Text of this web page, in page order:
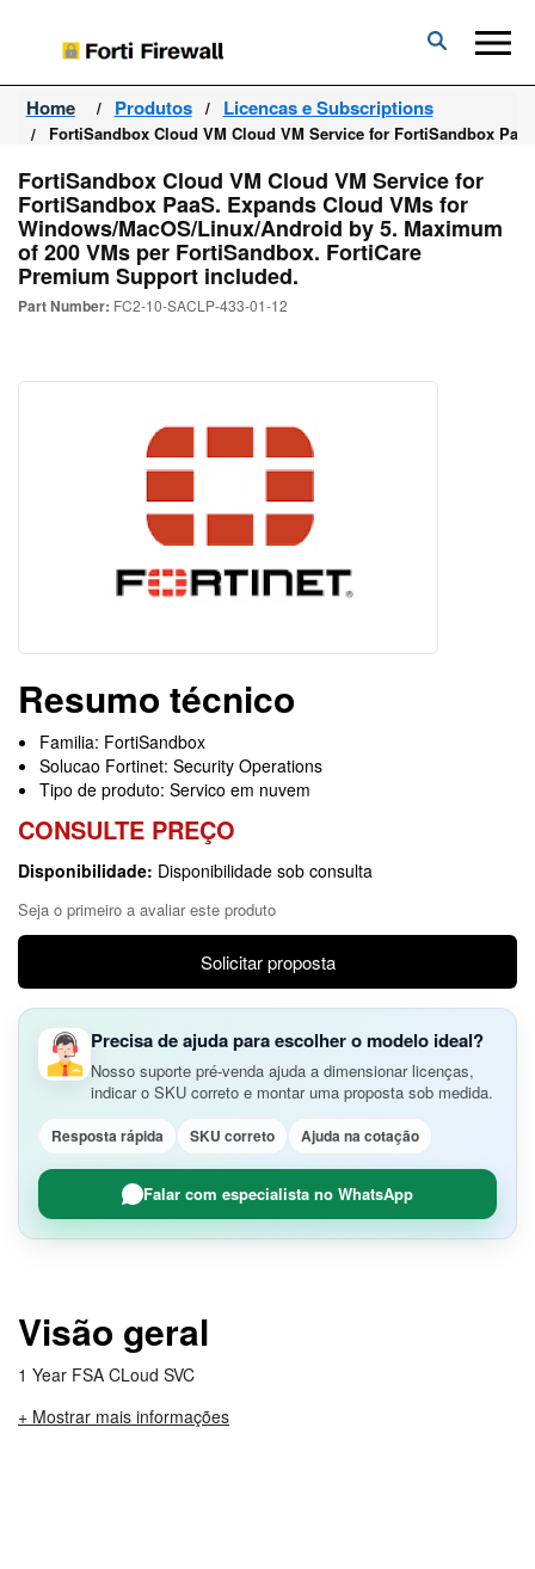
Forti
Firewall
Home Produtos Licencas e Subscriptions
FortiSandbox Cloud VM Cloud VM Service for FortiSandbox
FortiSandbox Cloud VM Cloud VM Service for
FortiSandbox PaaS. Expands Cloud VMs for
Windows/MacOS/Linux/Android by 5. Maximum
of 200 VMs per FortiSandbox. FortiCare
Premium Support included.
Part Number: FC2-10-SACLP-433-01-12
Resumo técnico
Familia: FortiSandbox
Solucao Fortinet: Security Operations
Tipo de produto: Servico em nuvem
CONSULTE PREÇO
Disponibilidade: Disponibilidade sob consulta
Seja o primeiro a avaliar este produto
Solicitar proposta
Precisa de ajuda para escolher o modelo ideal?
Nosso suporte pré-venda ajuda a dimensionar licenças,
indicar o SKU correto e montar uma proposta sob medida.
Resposta rápida SKU correto Ajuda na cotação
Falar com especialista no WhatsApp
Visão geral
1 Year FSA CLoud SVC
+ Mostrar mais informações